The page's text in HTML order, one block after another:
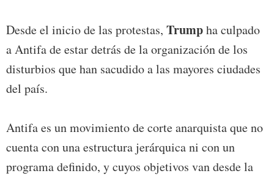
Desde el inicio de las protestas, Trumpha culpado
a Antifa de estar detrás de la organización de los
disturbios que han sacudido a las mayores ciudades
del país.
Antifa es un movimiento de corte anarquista que no
cuenta con una estructura jerárquica ni con un
programa definido, y cuyos objetivos van desde la